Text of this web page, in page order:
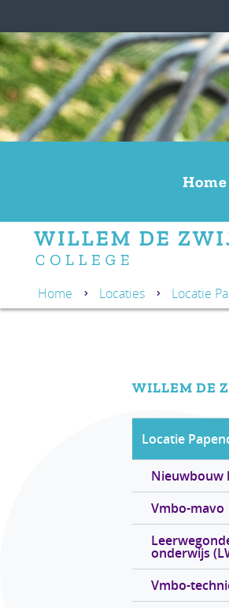
Home
Home Locaties Locatie
WILLEM DE
Locatie
Nieuwbouw
Vmbo-mavo
onderwijs
Vmbo-